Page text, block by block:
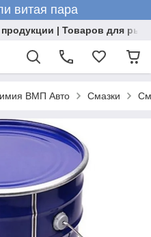
витая пара
продукции | Товаров для
ВМП Авто Смазки